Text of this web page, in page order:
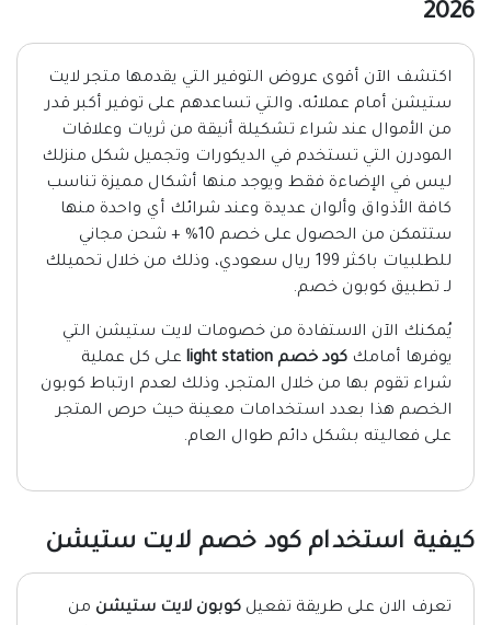
2026
اكتشف الآن أقوى عروض التوفير التي يقدمها متجر لايت
ستيشن أمام عملائه، والتي تساعدهم على توفير أكبر قدر
من الأموال عند شراء تشكيلة أنيقة من ثريات وعلاقات
المودرن التي تستخدم في الديكورات وتجميل شكل منزلك
ليس في الإضاءة فقط ويوجد منها أشكال مميزة تناسب
كافة الأذواق وألوان عديدة وعند شرائك أي واحدة منها
ستتمكن من الحصول على خصم 10% + شحن مجاني
للطلبيات باكثر 199 ريال سعودي، وذلك من خلال تحميلك
لـ تطبيق كوبون خصم.
يُمكنك الآن الاستفادة من خصومات لايت ستيشن التي
يوفرها أمامك كود خصم light station
على كل عملية
شراء تقوم بها من خلال المتجر، وذلك لعدم ارتباط كوبون
الخصم هذا بعدد استخدامات معينة حيث حرص المتجر
على فعاليته بشكل دائم طوال العام.
كيفية استخدام كود خصم لايت ستيشن
تعرف الان على طريقة تفعيل كوبون لايت ستيشن من